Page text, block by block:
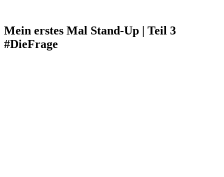
Mein erstes Mal Stand-Up | Teil 3
#DieFrage